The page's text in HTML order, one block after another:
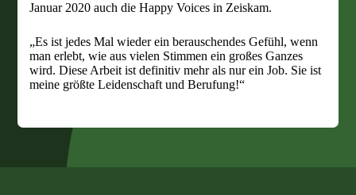
Januar 2020 auch die Happy Voices in Zeiskam.
„Es ist jedes Mal wieder ein berauschendes Gefühl, wenn
man erlebt, wie aus vielen Stimmen ein großes Ganzes
wird. Diese Arbeit ist definitiv mehr als nur ein Job. Sie ist
meine größte Leidenschaft und Berufung!“